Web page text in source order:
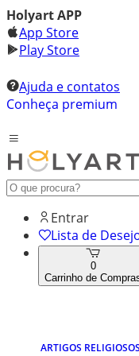
Holyart APP
App Store
Play Store
Ajuda e contatos
Conheça premium
Entrar
Lista de
0
Carrinho de
ARTIGOS RELIGIOSOS